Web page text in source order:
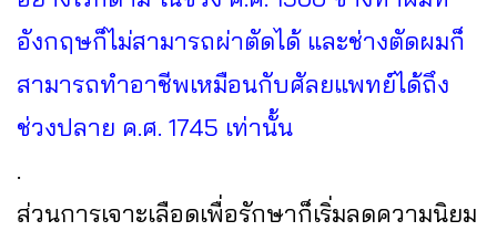
อังกฤษก็ไม่สามารถผ่าตัดได้ และช่างตัดผมก็
สามารถทำอาชีพเหมือนกับศัลยแพทย์ได้ถึง
ช่วงปลาย ค.ศ. 1745 เท่านั้น
.
ส่วนการเจาะเลือดเพื่อรักษาก็เริ่มลดความนิยม